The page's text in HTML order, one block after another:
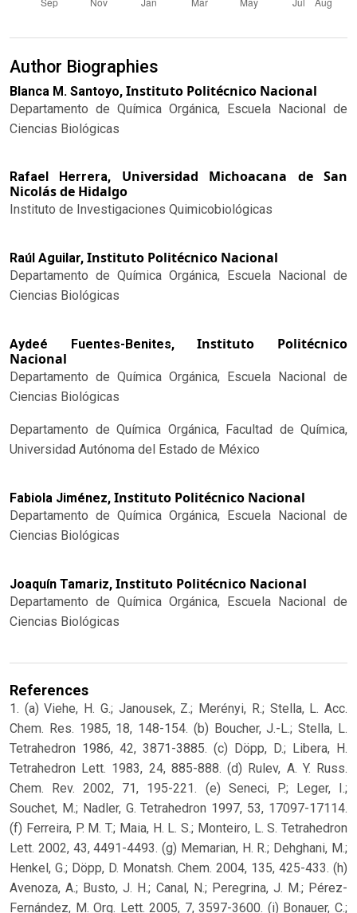
Author Biographies
Blanca M. Santoyo, Instituto Politécnico Nacional
Departamento de Química Orgánica, Escuela Nacional de
Ciencias Biológicas
Rafael Herrera, Universidad Michoacana de San
Nicolás de Hidalgo
Instituto de Investigaciones Quimicobiológicas
Raúl Aguilar, Instituto Politécnico Nacional
Departamento de Química Orgánica, Escuela Nacional de
Ciencias Biológicas
Aydeé Fuentes-Benites,Instituto Politécnico
Nacional
Departamento de Química Orgánica, Escuela Nacional de
Ciencias Biológicas
Departamento de Química Orgánica, Facultad de Química,
Universidad Autónoma del Estado de México
Fabiola Jiménez, Instituto Politécnico Nacional
Departamento de Química Orgánica, Escuela Nacional de
Ciencias Biológicas
Joaquín Tamariz, Instituto Politécnico Nacional
Departamento de Química Orgánica, Escuela Nacional de
Ciencias Biológicas
References
1. (a) Viehe, H. G.; Janousek, Z.; Merényi, R.; Stella, L. Acc.
Chem. Res. 1985, 18, 148-154. (b) Boucher, J.-L.; Stella, L.
Tetrahedron 1986, 42, 3871-3885. (c) Döpp, D.; Libera, H.
Tetrahedron Lett. 1983, 24, 885-888. (d) Rulev, A. Y. Russ.
Chem. Rev. 2002, 71, 195-221. (e) Seneci, P.; Leger, I.;
Souchet, M.; Nadler, G. Tetrahedron 1997, 53, 17097-17114.
(f) Ferreira, P. M. T.; Maia, H. L. S.; Monteiro, L. S. Tetrahedron
Lett. 2002, 43, 4491-4493. (g) Memarian, H. R.; Dehghani, M.;
Henkel, G.; Döpp, D. Monatsh. Chem. 2004, 135, 425-433. (h)
Avenoza, A.; Busto, J. H.; Canal, N.; Peregrina, J. M.; Pérez-
Fernández, M. Org. Lett. 2005, 7, 3597-3600. (i) Bonauer, C.;